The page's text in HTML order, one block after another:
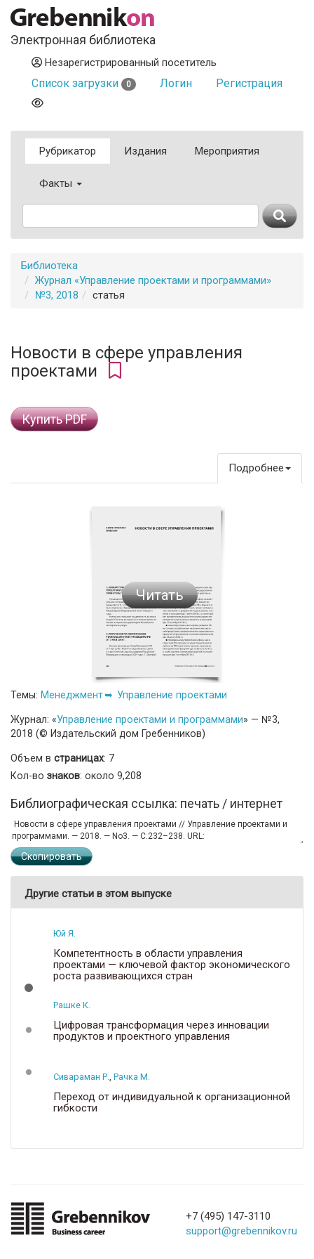
Электронная библиотека
Незарегистрированный посетитель
Список загрузки 0 Логин Регистрация
Рубрикатор Издания Мероприятия
Факты
Библиотека
Журнал «Управление проектами и программами»
№3, 2018
статья
Новости в сфере управления
проектами
Купить PDF
Подробнее
Читать
Темы: Менеджмент Управление проектами
Журнал: «Управление проектами и программами» — №3,
2018 (© Издательский дом Гребенников)
Объем в страницах: 7
Кол-во знаков: около 9,208
Библиографическая ссылка: печать / интернет
Скопировать
Другие статьи в этом выпуске
Юй Я.
Компетентность в области управления
проектами — ключевой фактор экономического
роста развивающихся стран
Рашке К.
Цифровая трансформация через инновации
продуктов и проектного управления
Сивараман Р. Рачка М.
Переход от индивидуальной к организационной
гибкости
+7 (495) 147-3110
support@grebennikov.ru